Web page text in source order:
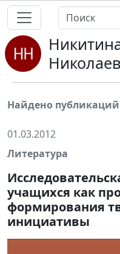
Найдено
01.03.2012
Литература
учащихся как
формирования
инициативы